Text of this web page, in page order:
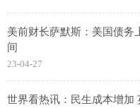
美前财长萨默斯：美国债务
间
23-04-27
世界看热讯：民生成本增加